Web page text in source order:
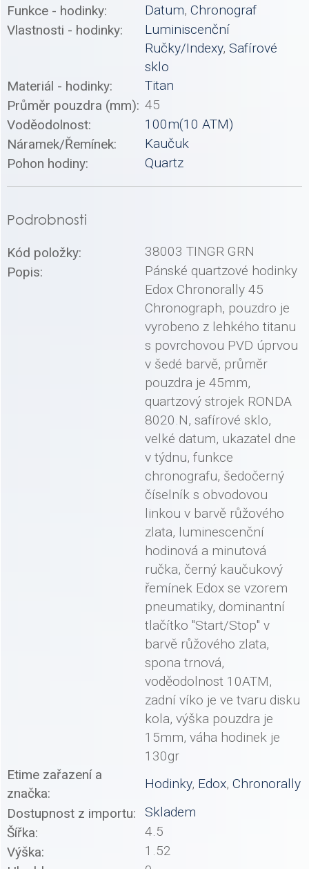
Funkce - hodinky: Datum, Chronograf
Vlastnosti - hodinky:
Luminiscenční
Ručky/Indexy, Safírové
sklo
Materiál - hodinky:
Titan
Průměr pouzdra (mm): 45
Voděodolnost:
100m(10 ATM)
Náramek/Řemínek:
Kaučuk
Pohon hodiny:
Quartz
Podrobnosti
Kód položky:
38003 TINGR GRN
Popis:
Pánské quartzové hodinky
Edox Chronorally 45
Chronograph, pouzdro je
vyrobeno z lehkého titanu
s povrchovou PVD úprvou
v šedé barvě, průměr
pouzdra je 45mm,
quartzový strojek RONDA
8020.N, safírové sklo,
velké datum, ukazatel dne
v týdnu, funkce
chronografu, šedočerný
číselník s obvodovou
linkou v barvě růžového
zlata, luminescenční
hodinová a minutová
ručka, černý kaučukový
řemínek Edox se vzorem
pneumatiky, dominantní
tlačítko "Start/Stop" v
barvě růžového zlata,
spona trnová,
voděodolnost 10ATM,
zadní víko je ve tvaru disku
kola, výška pouzdra je
15mm, váha hodinek je
130gr
Etime zařazení a
značka:
Hodinky, Edox, Chronorally
Dostupnost z importu:
Skladem
Šířka:
4.5
Výška:
1.52